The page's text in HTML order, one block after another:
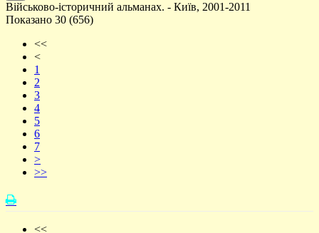
Військово-історичний альманах. - Київ, 2001-2011
Показано 30 (656)
<<
<
1
2
3
4
5
6
7
>
>>
<<